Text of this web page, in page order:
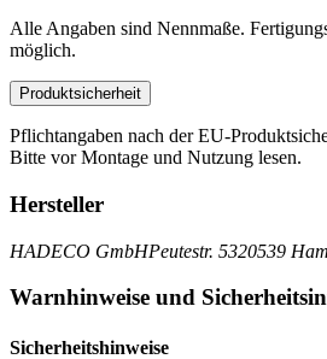
Alle Angaben sind Nennmaße.
möglich.
Produktsicherheit
Pflichtangaben nach der EU-
Bitte vor Montage und Nutzung lesen.
Hersteller
HADECO GmbHPeutestr. 5320539
Warnhinweise und
Sicherheitshinweise